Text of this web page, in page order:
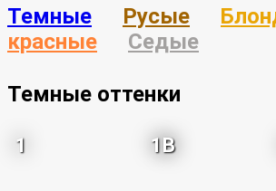
Темные Русые
красные
Седые
Темные оттенки
1 1B